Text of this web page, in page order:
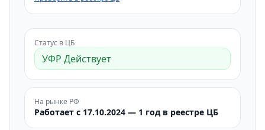
Статус в ЦБ
УФР Действует
На рынке РФ
Работает с 17.10.2024 — 1 год в реестре ЦБ